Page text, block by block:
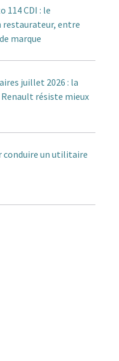
114 CDI : le
restaurateur, entre
marque
juillet 2026 : la
résiste mieux
conduire un utilitaire